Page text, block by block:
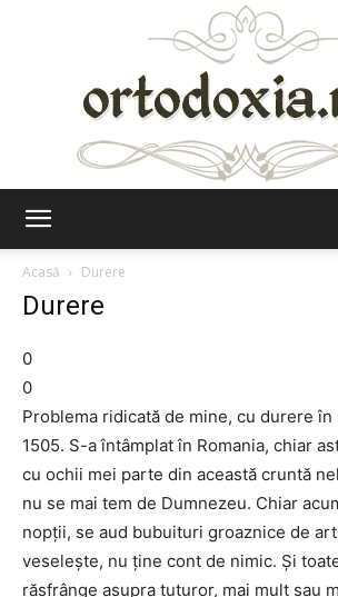
Acasă
Durere
Durere
0
0
Problema ridicată de mine, cu durere
1505. S-a întâmplat în Romania, chiar
cu ochii mei parte din această cruntă
nu se mai tem de Dumnezeu. Chiar
nopţii, se aud bubuituri groaznice de
veseleşte, nu ţine cont de nimic. Şi
răsfrânge asupra tuturor, mai mult sau